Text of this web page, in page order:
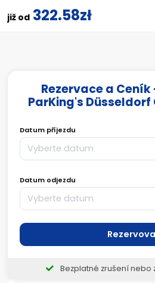
již od 322.58zł
Rezervace a
ParKing's
Datum příjezdu
Datum odjezdu
Bezplatné zrušení nebo